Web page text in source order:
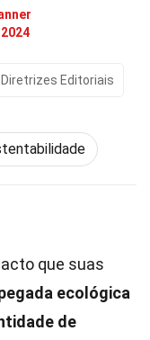
Diretrizes Editoriais
que suas
ecológica
de